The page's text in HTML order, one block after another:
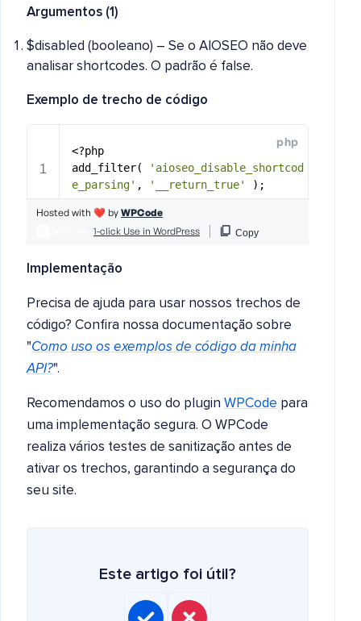
Argumentos (1)
$disabled (booleano) – Se o AIOSEO não deve
analisar shortcodes. O padrão é false.
Exemplo de trecho de código
Implementação
Precisa de ajuda para usar nossos trechos de
código? Confira nossa documentação sobre
"Como uso os exemplos de código da minha
API?".
Recomendamos o uso do plugin WPCode para
uma implementação segura. O WPCode
realiza vários testes de sanitização antes de
ativar os trechos, garantindo a segurança do
seu site.
Este artigo foi útil?